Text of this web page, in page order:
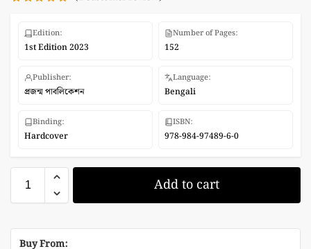
Edition:
1st Edition 2023
Number of Pages:
152
Publisher:
প্রজন্ম পাবলিকেশন
Language:
Bengali
Binding:
Hardcover
ISBN:
978-984-97489-6-0
Add to cart
Buy From: